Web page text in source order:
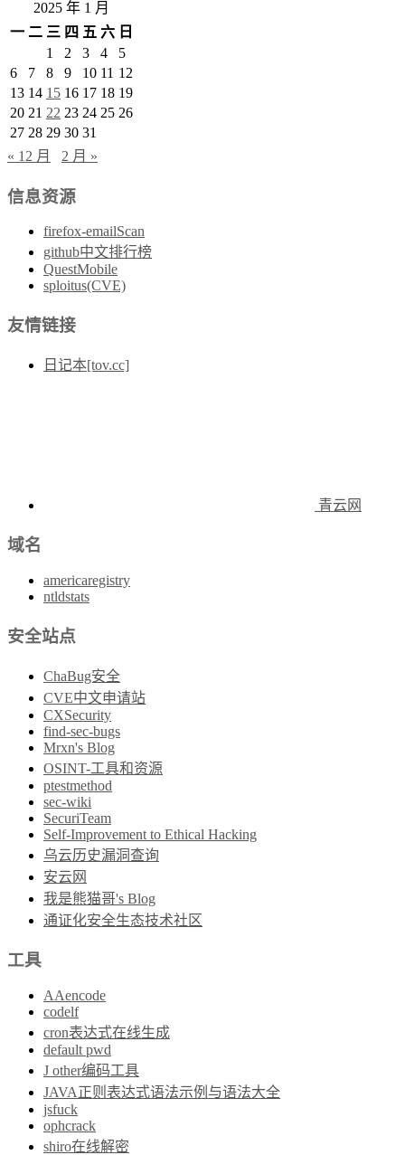
2025 年 1 月
一 二 三 四 五 六 日
1
2 3 4
5
6
7 8 9 10 11 12
13 14 15 16 17 18 19
20 21 22 23 24 25 26
27 28 29 30 31
« 12 月
2 月 »
信息资源
firefox-emailScan
github中文排行榜
QuestMobile
sploitus(CVE)
友情链接
日记本[tov.cc]
青云网
域名
americaregistry
ntldstats
安全站点
ChaBug安全
CVE中文申请站
CXSecurity
find-sec-bugs
Mrxn's Blog
OSINT-工具和资源
ptestmethod
sec-wiki
SecuriTeam
Self-Improvement to Ethical Hacking
乌云历史漏洞查询
安云网
我是熊猫哥's Blog
通证化安全生态技术社区
工具
AAencode
codelf
cron表达式在线生成
default pwd
J other编码工具
JAVA正则表达式语法示例与语法大全
jsfuck
ophcrack
shiro在线解密